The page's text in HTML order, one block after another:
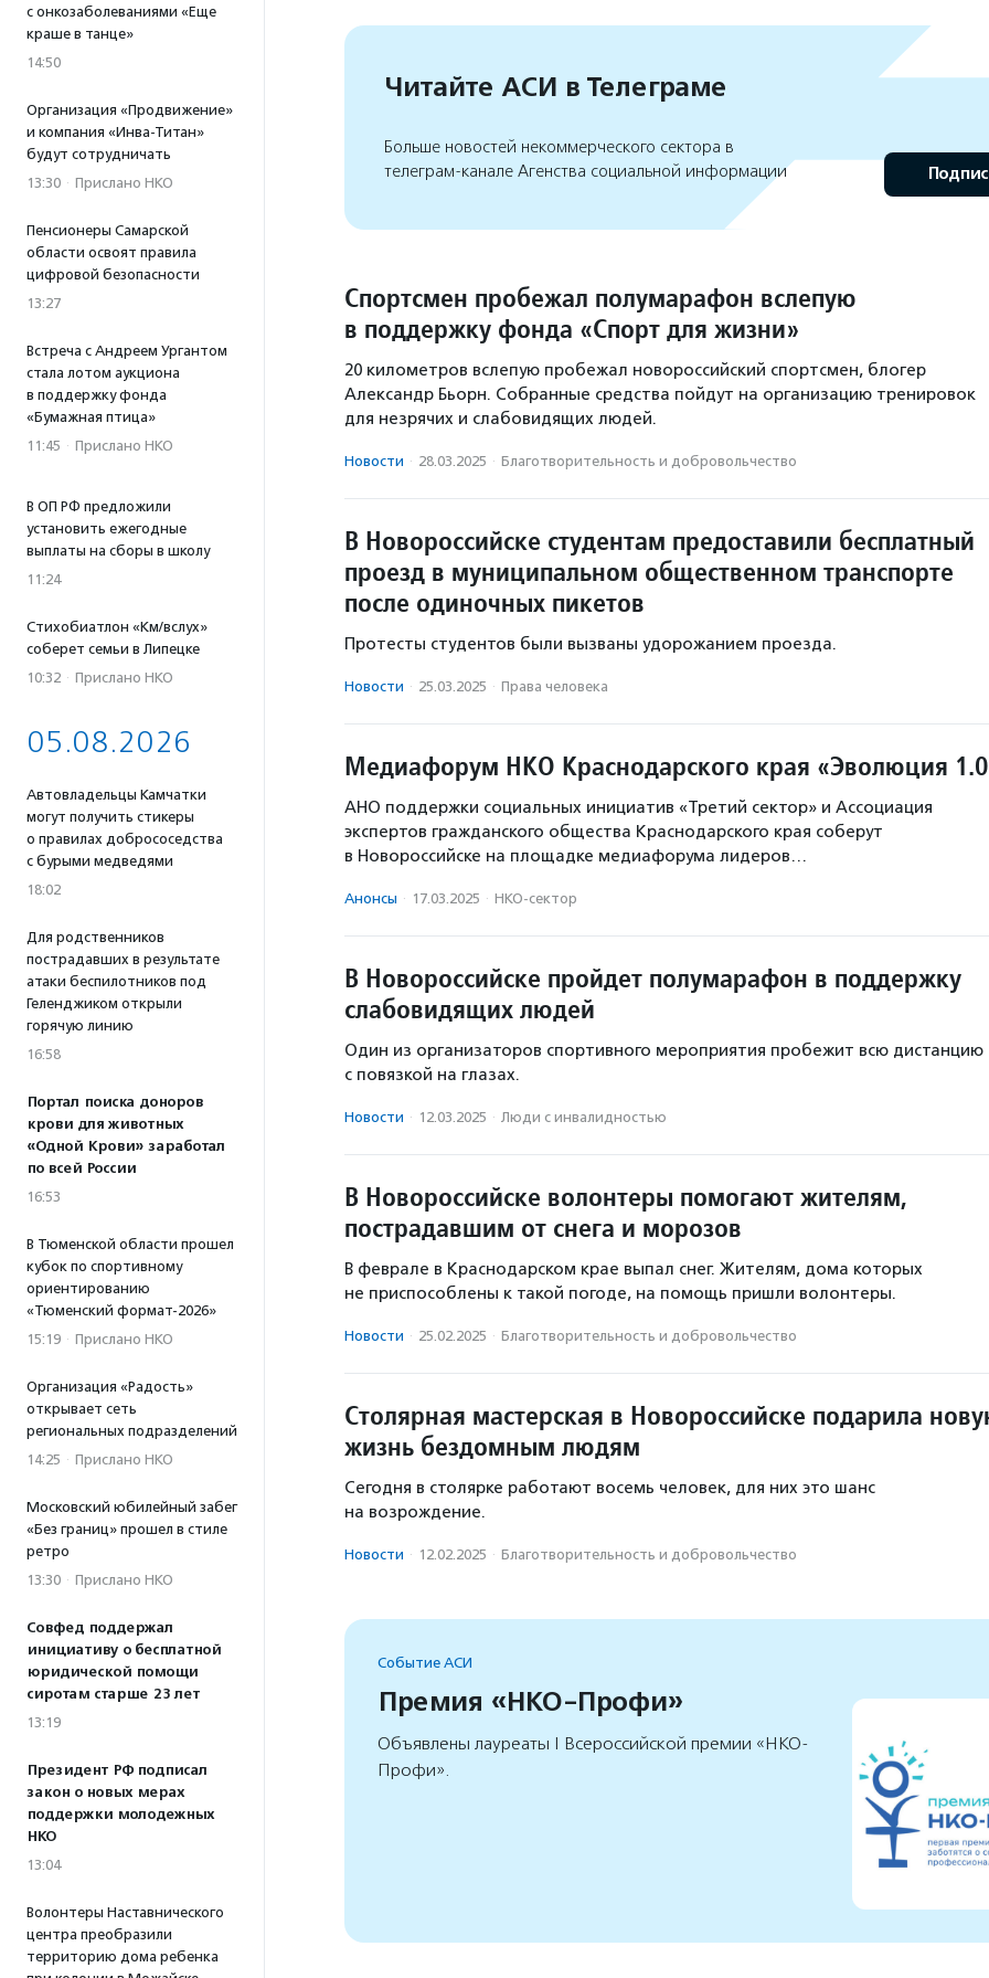
с онкозаболеваниями «Еще
краше в танце»
14:50
Организация «Продвижение»
и компания «Инва-Титан»
будут сотрудничать
13:30 · Прислано НКО
Пенсионеры Самарской
области освоят правила
цифровой безопасности
13:27
Встреча с Андреем Ургантом
стала лотом аукциона
в поддержку фонда
«Бумажная птица»
11:45 · Прислано НКО
В ОП РФ предложили
установить ежегодные
выплаты на сборы в школу
11:24
Стихобиатлон «Км/вслух»
соберет семьи в Липецке
10:32 · Прислано НКО
05.08.2026
Автовладельцы Камчатки
могут получить стикеры
о правилах добрососедства
с бурыми медведями
18:02
Для родственников
пострадавших в результате
атаки беспилотников под
Геленджиком открыли
горячую линию
16:58
Портал поиска доноров
крови для животных
«Одной Крови» заработал
по всей России
16:53
В Тюменской области прошел
кубок по спортивному
ориентированию
«Тюменский формат-2026»
15:19 · Прислано НКО
Организация «Радость»
открывает сеть
региональных подразделений
14:25 · Прислано НКО
Московский юбилейный забег
«Без границ» прошел в стиле
ретро
13:30 · Прислано НКО
Совфед поддержал
инициативу о бесплатной
юридической помощи
сиротам старше 23 лет
13:19
Президент РФ подписал
закон о новых мерах
поддержки молодежных
НКО
13:04
Волонтеры Наставнического
центра преобразили
территорию дома ребенка
Читайте АСИ в Телеграме
Больше новостей некоммерческого сектора в
телеграм-канале Агенства социальной информации
Спортсмен пробежал полумарафон вслепую
в поддержку фонда «Спорт для жизни»
20 километров вслепую пробежал новороссийский спортсмен, блогер
Александр Бьорн. Собранные средства пойдут на организацию тренировок
для незрячих и слабовидящих людей.
Новости · 28.03.2025 · Благотвори­тель­ность и доброволь­чест­во
В Новороссийске студентам предоставили бесплатный
проезд в муниципальном общественном транспорте
после одиночных пикетов
Протесты студентов были вызваны удорожанием проезда.
Новости · 25.03.2025 · Права человека
Медиафорум НКО Краснодарского края «Эволюция
АНО поддержки социальных инициатив «Третий сектор» и Ассоциация
экспертов гражданского общества Краснодарского края соберут
в Новороссийске на площадке медиафорума лидеров…
Анонсы · 17.03.2025 · НКО-сектор
В Новороссийске пройдет полумарафон в поддержку
слабовидящих людей
Один из организаторов спортивного мероприятия пробежит всю дистанцию
с повязкой на глазах.
Новости · 12.03.2025 · Люди с инвалидностью
В Новороссийске волонтеры помогают жителям,
пострадавшим от снега и морозов
В феврале в Краснодарском крае выпал снег. Жителям, дома которых
не приспособлены к такой погоде, на помощь пришли волонтеры.
Новости · 25.02.2025 · Благотвори­тель­ность и доброволь­чест­во
Столярная мастерская в Новороссийске подарила
жизнь бездомным людям
Сегодня в столярке работают восемь человек, для них это шанс
на возрождение.
Новости · 12.02.2025 · Благотвори­тель­ность и доброволь­чест­во
Событие АСИ
Премия «НКО-Профи»
Объявлены лауреаты I Всероссийской премии «НКО-
Профи».